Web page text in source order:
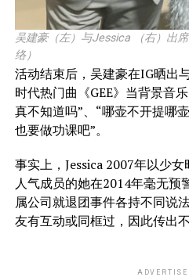
吴建豪（左）与Jessica （右）出
络）
活动结束后，吴建豪在IG晒出
时代热门曲《GEE》当背景音
真不知道吗”、“哪壶不开提哪
也要做功课吧”。
事实上，Jessica 2007年以少
人气成员的她在2014年毫无预
属公司就退团事件各持不同说
友有互动或同框过，因此传出不